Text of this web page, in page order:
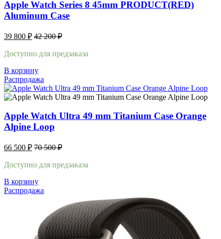
Apple Watch Series 8 45mm PRODUCT(RED)
Aluminum Case
39 800 ₽ 42 200₽
Доступно для предзаказа
В корзину
Распродажа
Apple Watch Ultra 49 mm Titanium Case Orange
Alpine Loop
66 500 ₽ 70 500₽
Доступно для предзаказа
В корзину
Распродажа